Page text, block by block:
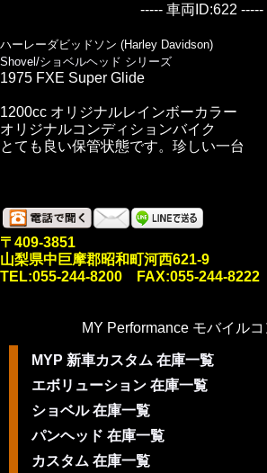
----- 車両ID:622 -----
ハーレーダビッドソン (Harley Davidson)
Shovel/ショベルヘッド シリーズ
1975 FXE Super Glide
1200cc オリジナルレインボーカラー
オリジナルコンディションバイク
とても良い保管状態です。珍しい一台
〒409-3851
山梨県中巨摩郡昭和町河西621-9
TEL:055-244-8200 FAX:055-244-8222
MY Performance モバイル
MYP 新車カスタム 在庫一覧
エボリューション 在庫一覧
ショベル 在庫一覧
パンヘッド 在庫一覧
カスタム 在庫一覧